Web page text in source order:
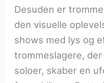
Desuden er
den visuelle
shows med lys og
trommeslagere,
soloer, skaber en